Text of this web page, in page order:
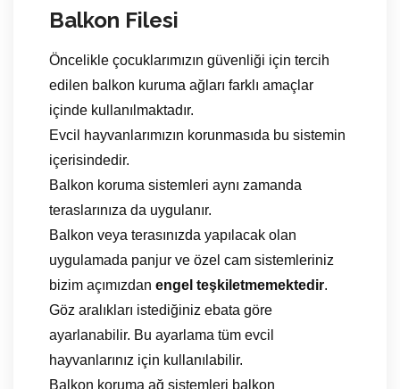
Balkon Filesi
Öncelikle çocuklarımızın güvenliği için tercih
edilen balkon kuruma ağları farklı amaçlar
içinde kullanılmaktadır.
Evcil hayvanlarımızın korunmasıda bu sistemin
içerisindedir.
Balkon koruma sistemleri aynı zamanda
teraslarınıza da uygulanır.
Balkon veya terasınızda yapılacak olan
uygulamada panjur ve özel cam sistemleriniz
bizim açımızdan engel teşkiletmemektedir.
Göz aralıkları istediğiniz ebata göre
ayarlanabilir. Bu ayarlama tüm evcil
hayvanlarınız için kullanılabilir.
Balkon koruma ağ sistemleri balkon